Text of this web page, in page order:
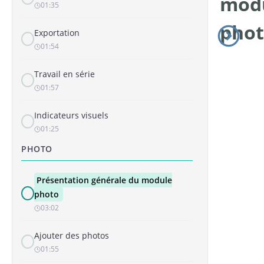
01:35
Exportation
01:54
Travail en série
01:57
Indicateurs visuels
01:25
PHOTO
Présentation générale du module
photo
03:02
Ajouter des photos
01:55